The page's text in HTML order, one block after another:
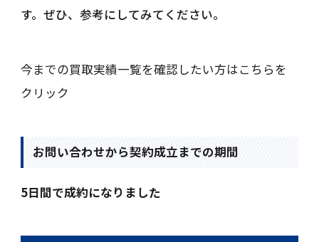
す。ぜひ、参考にしてみてください。
今までの買取実績一覧を確認したい方はこちらを
クリック
お問い合わせから契約成立までの期間
5日間で成約になりました